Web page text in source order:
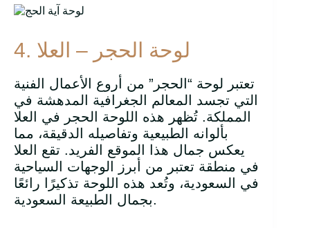
4. لوحة الحجر – العلا
تعتبر لوحة “الحجر” من أروع الأعمال الفنية
التي تجسد المعالم الجغرافية المدهشة في
المملكة. تُظهر هذه اللوحة الحجر في العلا
بألوانه الطبيعية وتفاصيله الدقيقة، مما
يعكس جمال هذا الموقع الفريد. تقع العلا
في منطقة تعتبر من أبرز الوجهات السياحية
في السعودية، وتُعد هذه اللوحة تذكيرًا رائعًا
بجمال الطبيعة السعودية.